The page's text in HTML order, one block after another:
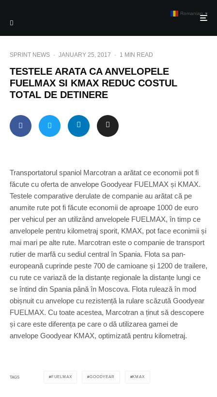
SPRINT NEWS · JANUARY 25, 2017 · 1 MIN READ
TESTELE ARATA CA ANVELOPELE
FUELMAX SI KMAX REDUC COSTUL
TOTAL DE DETINERE
Transportatorul spaniol Marcotran a arătat ce economii pot fi
făcute cu oferta de anvelope Goodyear FUELMAX și KMAX.
Testele comparative derulate de companie au arătat că pe
anumite rute pot fi făcute economii de aproape 1000 de euro
per vehicul per an utilizând anvelopele FUELMAX, în timp ce
anvelopele pentru kilometraj sporit, KMAX, pot face econimii și
mai mari pe alte rute. Marcotran este o companie de transport
rutier de marfă cu sediul central în Spania. Flota sa pan-
europeană cuprinde peste 700 de camioane și 1200 de trailere,
cu rute ce variază de la distanțe regionale la distanțe lungi ce
se întind din Spania până în Moscova. Flota rulează în mod
obișnuit cu anvelope cu rezistență la rulare scăzută Goodyear
FUELMAX. Cu toate acestea, Marcotran a ținut să descopere
și care este diferența pe care o dă utilizarea gamei de
anvelope Goodyear KMAX, optimizată pentru kilometraj.
TAGS FUELMAX GOODYEAR KMAX
Romanian ▼